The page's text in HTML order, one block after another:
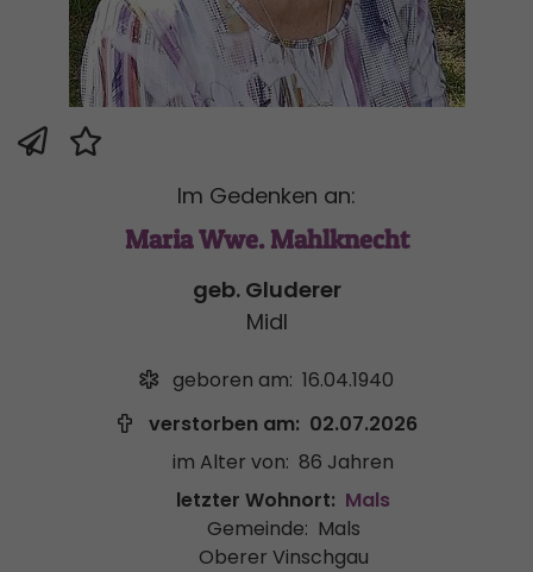
Im Gedenken an:
Maria Wwe. Mahlknecht
geb. Gluderer
Midl
geboren am: 16.04.1940
verstorben am: 02.07.2026
im Alter von: 86 Jahren
letzter Wohnort: Mals
Gemeinde: Mals
Oberer Vinschgau